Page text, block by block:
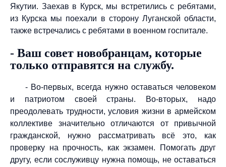
Якутии. Заехав в Курск, мы встретились с ребятами,
из Курска мы поехали в сторону Луганской области,
также встречались с ребятами в военном госпитале.
- Ваш совет новобранцам, которые
только отправятся на службу.
- Во-первых, всегда нужно оставаться человеком
и патриотом своей страны. Во-вторых, надо
преодолевать трудности, условия жизни в армейском
коллективе значительно отличаются от привычной
гражданской, нужно рассматривать всё это, как
проверку на прочность, как экзамен. Помогать друг
другу, если сослуживцу нужна помощь, не оставаться